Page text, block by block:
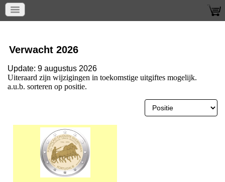
Home
Verwacht 2026
Update: 9 augustus 2026
Uiteraard zijn wijzigingen in toekomstige uitgiftes mogelijk.
a.u.b. sorteren op positie.